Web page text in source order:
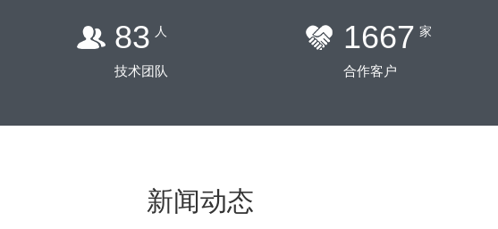
100
技术团队
2000 家
合作客户
新闻动态